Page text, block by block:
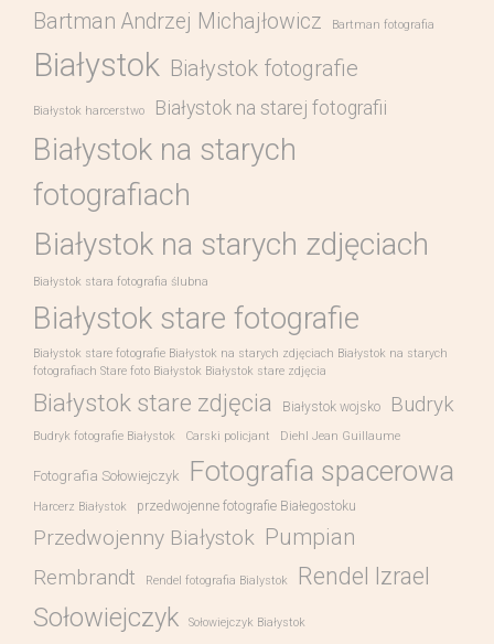
Bartman Andrzej Michajłowicz Bartman fotografia
Białystok Białystok fotografie
Białystok harcerstwo Białystok na starej fotografii
Białystok na starych
fotografiach
Białystok na starych zdjęciach
Białystok stara fotografia ślubna
Białystok stare fotografie
Białystok stare fotografie Białystok na starych zdjęciach Białystok na starych
fotografiach Stare foto Białystok Białystok stare zdjęcia
Białystok stare zdjęcia Białystok wojsko Budryk
Budryk fotografie Białystok Carski policjant Diehl Jean Guillaume
Fotografia Sołowiejczyk Fotografia spacerowa
Harcerz Białystok przedwojenne fotografie Białegostoku
Przedwojenny Białystok Pumpian
Rembrandt Rendel fotografia Bialystok Rendel Izrael
Sołowiejczyk Sołowiejczyk Białystok